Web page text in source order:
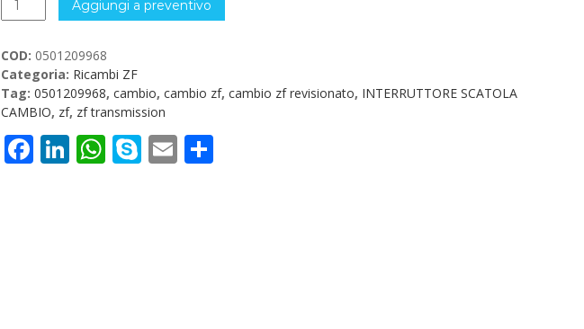
INTERRUTTORE
CAMBIO
quantità
Aggiungi a preventivo
COD: 0501209968
Categoria: Ricambi ZF
Tag: 0501209968, cambio, cambio zf, cambio zf revisionato, INTERRUTTORE SCATOLA
CAMBIO, zf, zf transmission
Facebook
LinkedIn
WhatsApp
Skype
Email